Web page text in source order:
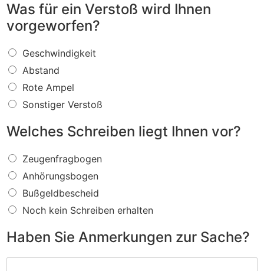
Was für ein Verstoß wird Ihnen
vorgeworfen?
W
a
s
f
ü
r
i
V
e
r
s
t
o
ß
w
Geschwindigkeit
Abstand
Rote Ampel
Sonstiger Verstoß
Welches Schreiben liegt Ihnen vor?
W
e
c
h
e
S
Zeugenfragbogen
Anhörungsbogen
Bußgeldbescheid
Noch kein Schreiben erhalten
Haben Sie Anmerkungen zur Sache?